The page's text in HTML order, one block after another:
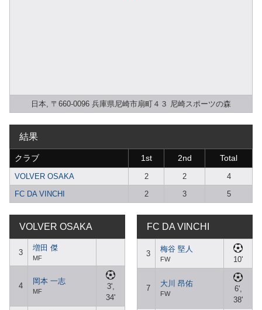
日本, 〒660-0096 兵庫県尼崎市扇町４３ 尼崎スポーツの森
結果
クラブ 1st 2nd Total
VOLVER OSAKA 2 2
4
FC DA VINCHI
2 3 5
VOLVER OSAKA
3
増田 傑
MF
4
岡本 一志
MF
3',
34'
FC DA VINCHI
3
梅谷 堅人
FW 10'
7
大川 昂佑
FW
6',
38'